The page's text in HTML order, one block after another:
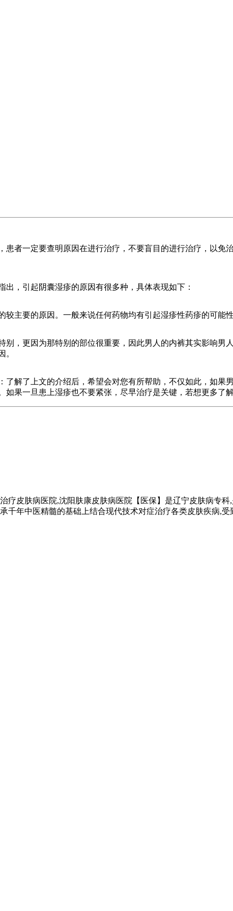
患者一定要查明原因在进行治疗，不要盲目的进行治疗，以
出，引起阴囊湿疹的原因有很多种，具体表现如下：
要的原因。一般来说任何药物均有引起湿疹性药疹的可能性
更因为那特别的部位很重要，因此男人的内裤其实影响男
。
：了解了上文的介绍后，希望会对您有所帮助，不仅如此，如果
果一旦患上湿疹也不要紧张，尽早治疗是关键，若想更多了
疗皮肤病医院,沈阳肤康皮肤病医院【医保】是辽宁皮肤病专
千年中医精髓的基础上结合现代技术对症治疗各类皮肤疾病,